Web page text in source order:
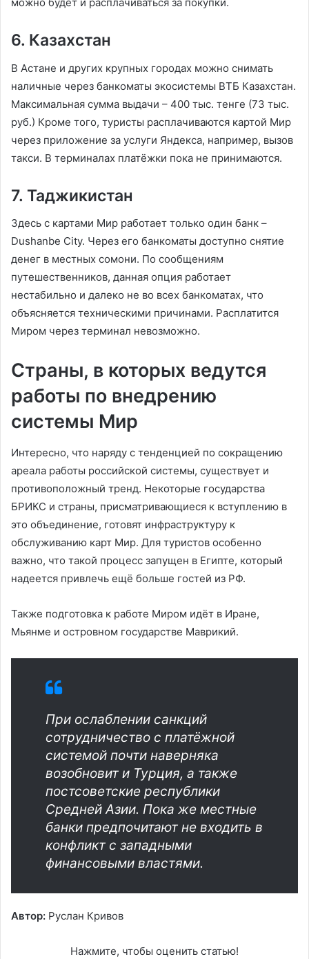
6. Казахстан
В Астане и других крупных городах можно снимать
наличные через банкоматы экосистемы ВТБ Казахстан.
Максимальная сумма выдачи – 400 тыс. тенге (73 тыс.
руб.) Кроме того, туристы расплачиваются картой Мир
через приложение за услуги Яндекса, например, вызов
такси. В терминалах платёжки пока не принимаются.
7. Таджикистан
Здесь с картами Мир работает только один банк –
Dushanbe City. Через его банкоматы доступно снятие
денег в местных сомони. По сообщениям
путешественников, данная опция работает
нестабильно и далеко не во всех банкоматах, что
объясняется техническими причинами. Расплатится
Миром через терминал невозможно.
Страны, в которых ведутся
работы по внедрению
системы Мир
Интересно, что наряду с тенденцией по сокращению
ареала работы российской системы, существует и
противоположный тренд. Некоторые государства
БРИКС и страны, присматривающиеся к вступлению в
это объединение, готовят инфраструктуру к
обслуживанию карт Мир. Для туристов особенно
важно, что такой процесс запущен в Египте, который
надеется привлечь ещё больше гостей из РФ.
Также подготовка к работе Миром идёт в Иране,
Мьянме и островном государстве Маврикий.
При ослаблении санкций
сотрудничество с платёжной
системой почти наверняка
возобновит и Турция, а также
постсоветские республики
Средней Азии. Пока же местные
банки предпочитают не входить в
конфликт с западными
финансовыми властями.
Автор: Руслан Кривов
Нажмите, чтобы оценить статью!